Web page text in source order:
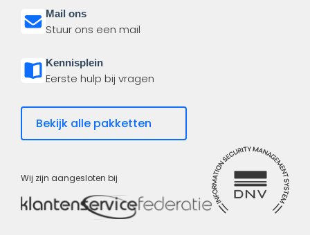
Mail ons
Stuur ons een mail
Kennisplein
Eerste hulp bij vragen
Bekijk alle pakketten
Wij zijn aangesloten bij